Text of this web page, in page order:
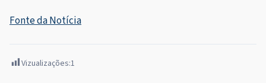
Fonte da Notícia
Vizualizações:1